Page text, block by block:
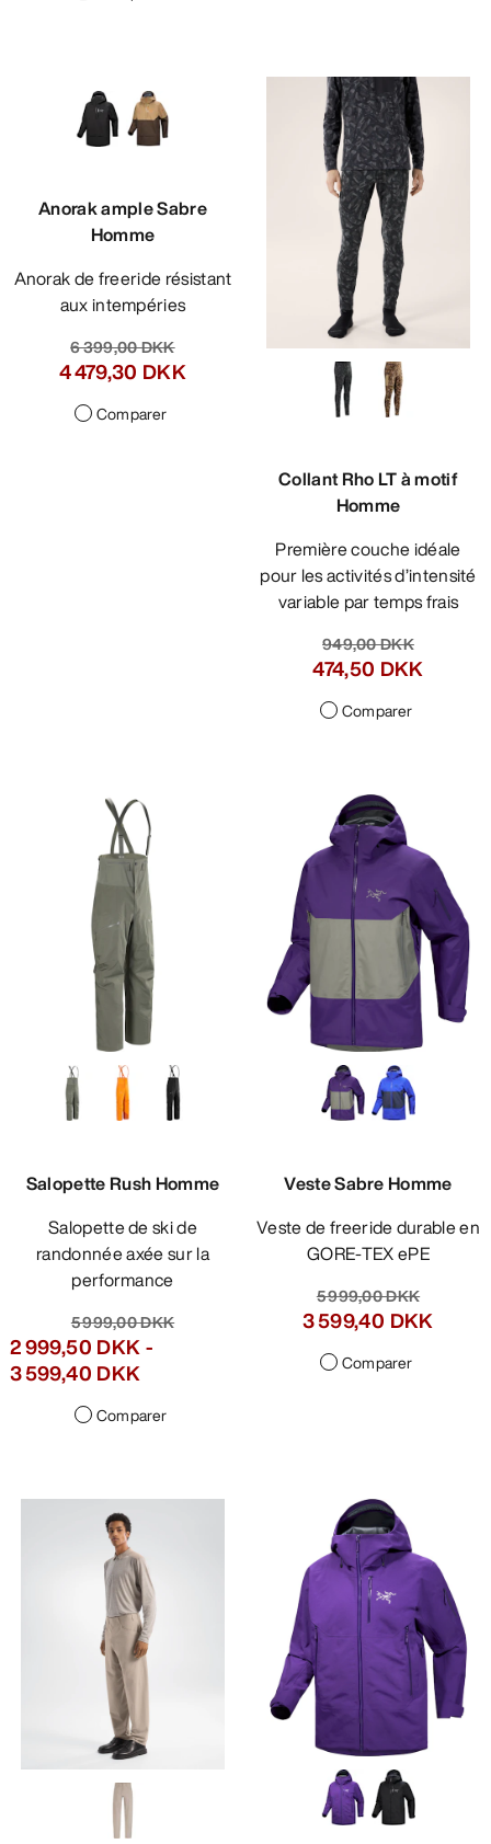
Anorak ample Sabre
Homme
Anorak de freeride résistant
aux intempéries
6 399,00 DKK
4 479,30 DKK
Comparer
Collant Rho LT à motif
Homme
Première couche idéale
pour les activités d’intensité
variable par temps frais
949,00 DKK
474,50 DKK
Comparer
Salopette Rush Homme
Salopette de ski de
randonnée axée sur la
performance
5 999,00 DKK
2 999,50 DKK-
3 599,40 DKK
Comparer
Veste Sabre Homme
Veste de freeride durable en
GORE-TEX ePE
5 999,00 DKK
3 599,40 DKK
Comparer